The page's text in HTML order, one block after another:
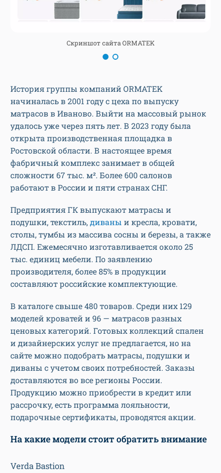
Скриншот сайта ORMATEK
История группы компаний ORMATEK
начиналась в 2001 году с цеха по выпуску
матрасов в Иваново. Выйти на массовый рынок
удалось уже через пять лет. В 2023 году была
открыта производственная площадка в
Ростовской области. В настоящее время
фабричный комплекс занимает в общей
сложности 67 тыс. м². Более 600 салонов
работают в России и пяти странах СНГ.
Предприятия ГК выпускают матрасы и
подушки, текстиль, диваны и кресла, кровати,
столы, тумбы из массива сосны и березы, а также
ЛДСП. Ежемесячно изготавливается около 25
тыс. единиц мебели. По заявлению
производителя, более 85% в продукции
составляют российские комплектующие.
В каталоге свыше 480 товаров. Среди них 129
моделей кроватей и 96 — матрасов разных
ценовых категорий. Готовых коллекций спален
и дизайнерских услуг не предлагается, но на
сайте можно подобрать матрасы, подушки и
диваны с учетом своих потребностей. Заказы
доставляются во все регионы России.
Продукцию можно приобрести в кредит или
рассрочку, есть программа лояльности,
подарочные сертификаты, проводятся акции.
На какие модели стоит обратить внимание
Verda Bastion